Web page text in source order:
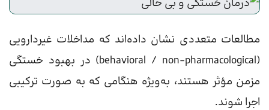
مطالعات متعددی نشان داده‌اند که مداخلات غیردارویی
(behavioral / non-pharmacological) در بهبود خستگی
مزمن مؤثر هستند، به‌ویژه هنگامی که به صورت ترکیبی
اجرا شوند.